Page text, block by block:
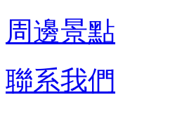
周邊景點
聯系我們